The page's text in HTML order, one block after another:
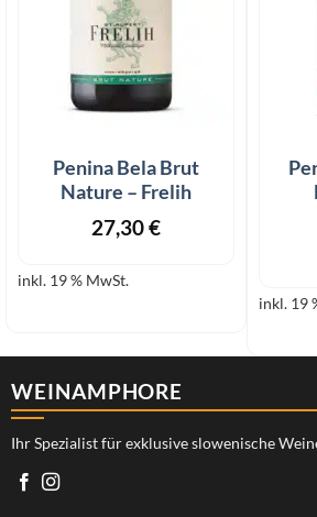
Penina Bela Brut
Nature – Frelih
27,30€
inkl. 19 % MwSt.
inkl. 19
WEINAMPHORE
Ihr Spezialist für exklusive slowenische